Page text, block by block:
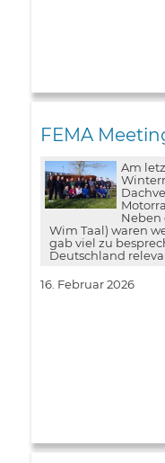
FEMA
Am
Neben
Wim Taal) waren
gab viel zu
Deutschland
16. Februar 2026